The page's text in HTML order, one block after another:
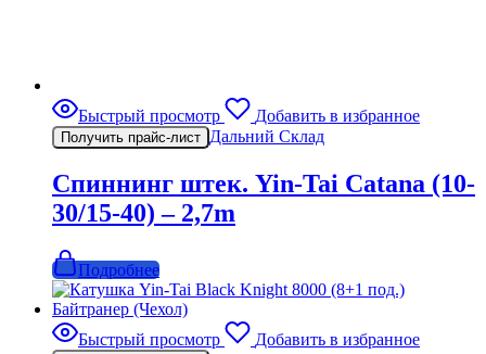
Быстрый просмотр Добавить в избранное
Получить прайс-лист Дальний Склад
Спиннинг штек. Yin-Tai Catana (10-
30/15-40) – 2,7m
Подробнее
Быстрый просмотр Добавить в избранное